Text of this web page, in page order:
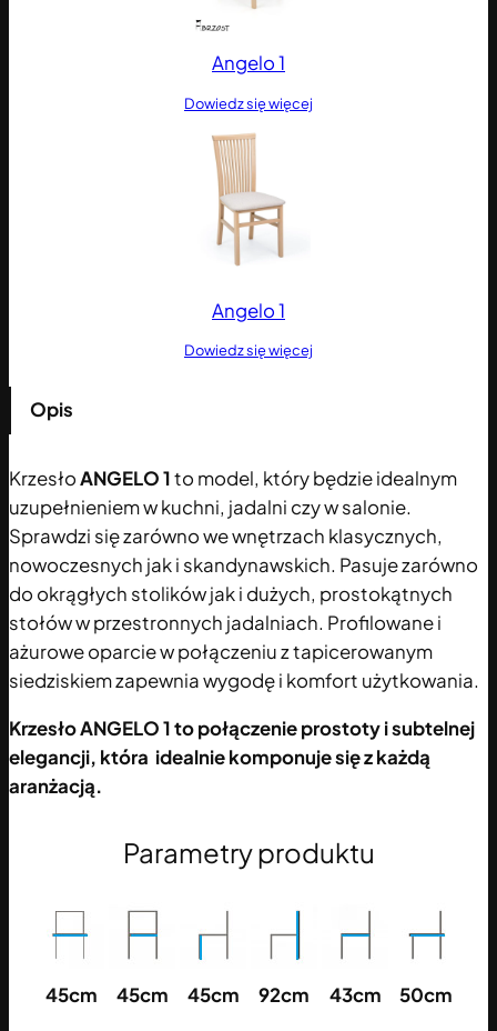
Angelo 1
Dowiedz się więcej
Angelo 1
Dowiedz się więcej
Opis
KrzesłoANGELO 1to model, który będzie idealnym
uzupełnieniem w kuchni, jadalni czy w salonie.
Sprawdzi się zarówno we wnętrzach klasycznych,
nowoczesnych jak i skandynawskich. Pasuje zarówno
do okrągłych stolików jak i dużych, prostokątnych
stołów w przestronnych jadalniach. Profilowane i
ażurowe oparcie w połączeniu z tapicerowanym
siedziskiem zapewnia wygodę i komfort użytkowania.
Krzesło ANGELO 1 to połączenie prostoty i subtelnej
elegancji, która idealnie komponuje się z każdą
aranżacją.
Parametry produktu
45cm 45cm 45cm 92cm 43cm 50cm